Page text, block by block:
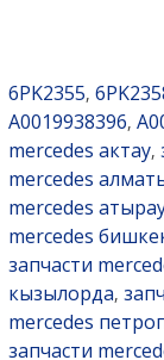
6PK2355,
A0019938396,
mercedes актау,
mercedes
mercedes
mercedes
запчасти
кызылорда,
mercedes
запчасти